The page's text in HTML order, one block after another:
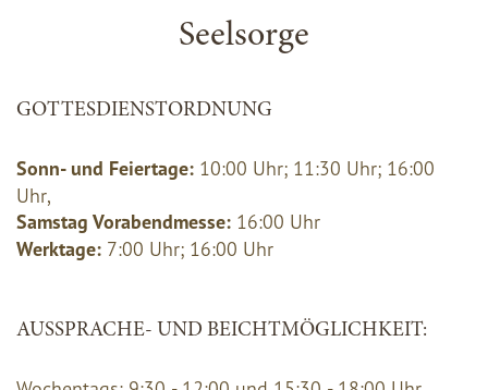
Seelsorge
GOTTESDIENSTORDNUNG
Sonn- und Feiertage: 10:00 Uhr; 11:30 Uhr; 16:00
Uhr,
Samstag Vorabendmesse: 16:00 Uhr
Werktage: 7:00 Uhr; 16:00 Uhr
AUSSPRACHE- UND BEICHTMÖGLICHKEIT: